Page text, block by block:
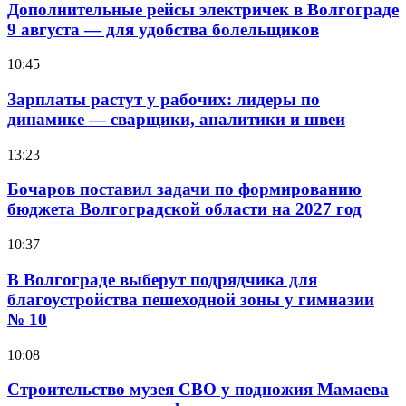
Дополнительные рейсы электричек в Волгограде
9 августа — для удобства болельщиков
10:45
Зарплаты растут у рабочих: лидеры по
динамике — сварщики, аналитики и швеи
13:23
Бочаров поставил задачи по формированию
бюджета Волгоградской области на 2027 год
10:37
В Волгограде выберут подрядчика для
благоустройства пешеходной зоны у гимназии
№ 10
10:08
Строительство музея СВО у подножия Мамаева